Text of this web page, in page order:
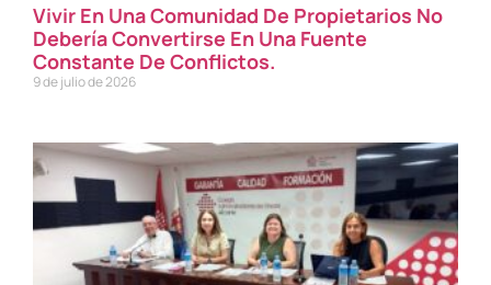
Vivir En Una Comunidad De Propietarios No
Debería Convertirse En Una Fuente
Constante De Conflictos.
9 de julio de 2026